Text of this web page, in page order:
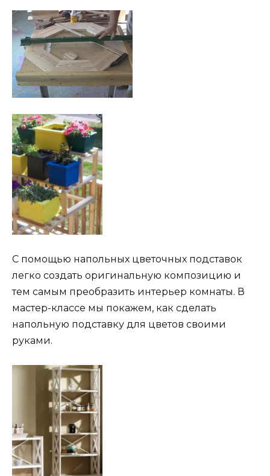
С помощью напольных цветочных подставок
легко создать оригинальную композицию и
тем самым преобразить интерьер комнаты. В
мастер-классе мы покажем, как сделать
напольную подставку для цветов своими
руками.